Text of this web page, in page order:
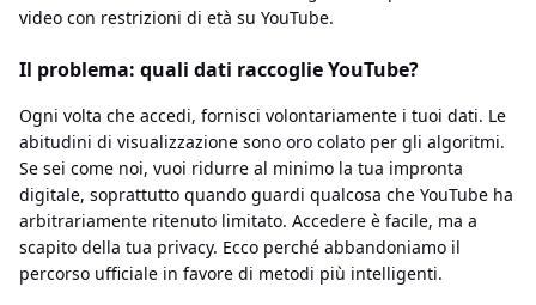
video con restrizioni di età su YouTube.
Il problema: quali dati raccoglie YouTube?
Ogni volta che accedi, fornisci volontariamente i tuoi dati. Le
abitudini di visualizzazione sono oro colato per gli algoritmi.
Se sei come noi, vuoi ridurre al minimo la tua impronta
digitale, soprattutto quando guardi qualcosa che YouTube ha
arbitrariamente ritenuto limitato. Accedere è facile, ma a
scapito della tua privacy. Ecco perché abbandoniamo il
percorso ufficiale in favore di metodi più intelligenti.